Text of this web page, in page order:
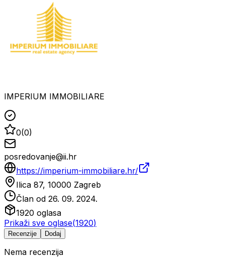
IMPERIUM IMMOBILIARE
0(0)
posredovanje@ii.hr
https://imperium-immobiliare.hr/
Ilica 87, 10000 Zagreb
Član od 26. 09. 2024.
1920 oglasa
Prikaži sve oglase(1920)
Recenzije Dodaj
Nema recenzija